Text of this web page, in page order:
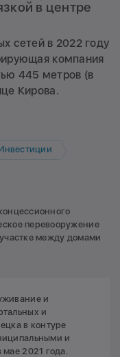
в центре
сетей в 2022 году
компания
445 метров (в
Кирова.
перевооружение
между домами
и
и
в контуре
и
2021 года.